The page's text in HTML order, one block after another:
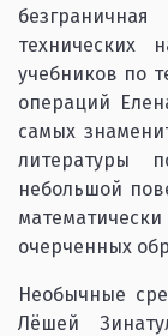
технических
учебников по
операций
самых
литературы
небольшой
очерченных
Необычные
Лёшей